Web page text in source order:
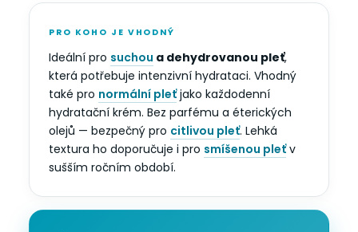
PRO KOHO JE VHODNÝ
Ideální pro suchou a dehydrovanou pleť,
která potřebuje intenzivní hydrataci. Vhodný
také pro normální pleťjako každodenní
hydratační krém. Bez parfému a éterických
olejů — bezpečný pro citlivou pleť. Lehká
textura ho doporučuje i pro smíšenou pleťv
sušším ročním období.